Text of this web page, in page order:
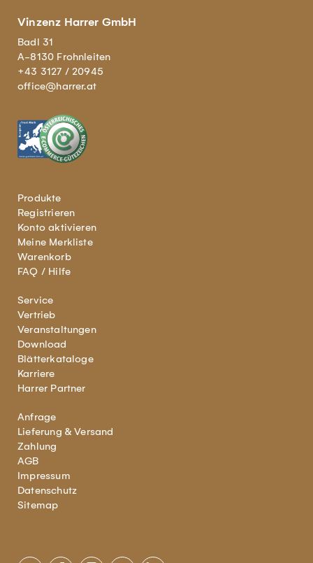
Vinzenz Harrer GmbH
Badl 31
A-8130 Frohnleiten
+43 3127 / 20945
office@harrer.at
Produkte
Registrieren
Konto aktivieren
Meine Merkliste
Warenkorb
FAQ / Hilfe
Service
Vertrieb
Veranstaltungen
Download
Blätterkataloge
Karriere
Harrer Partner
Anfrage
Lieferung & Versand
Zahlung
AGB
Impressum
Datenschutz
Sitemap